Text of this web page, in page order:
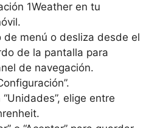
1Weather en tu
de menú o desliza desde el
de la pantalla para
de navegación.
elige entre